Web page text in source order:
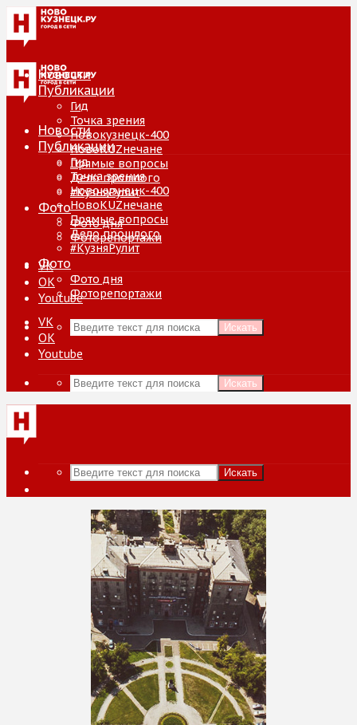
Новости
Публикации
Гид
Точка зрения
Новокузнецк-400
НовоKUZнечане
Прямые вопросы
Дело прошлого
#КузняРулит
Фото
Фото дня
Фоторепортажи
VK
ОК
Youtube
Искать
Новости
Публикации
Гид
Точка зрения
Новокузнецк-400
НовоKUZнечане
Прямые вопросы
Дело прошлого
#КузняРулит
Фото
Фото дня
Фоторепортажи
VK
ОК
Youtube
Искать
Искать